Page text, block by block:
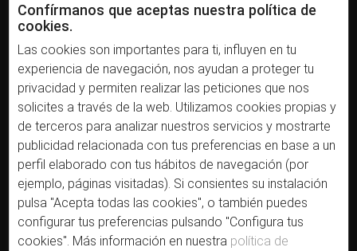
Confírmanos que aceptas nuestra política de
cookies.
Las cookies son importantes para ti, influyen en tu
experiencia de navegación, nos ayudan a proteger tu
privacidad y permiten realizar las peticiones que nos
solicites a través de la web. Utilizamos cookies propias y
de terceros para analizar nuestros servicios y mostrarte
publicidad relacionada con tus preferencias en base a un
perfil elaborado con tus hábitos de navegación (por
ejemplo, páginas visitadas). Si consientes su instalación
pulsa "Acepta todas las cookies", o también puedes
configurar tus preferencias pulsando "Configura tus
cookies". Más información en nuestra política de